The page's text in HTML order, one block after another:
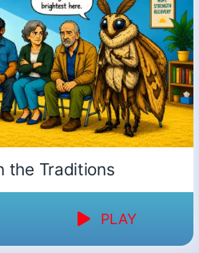
the Traditions
PLAY